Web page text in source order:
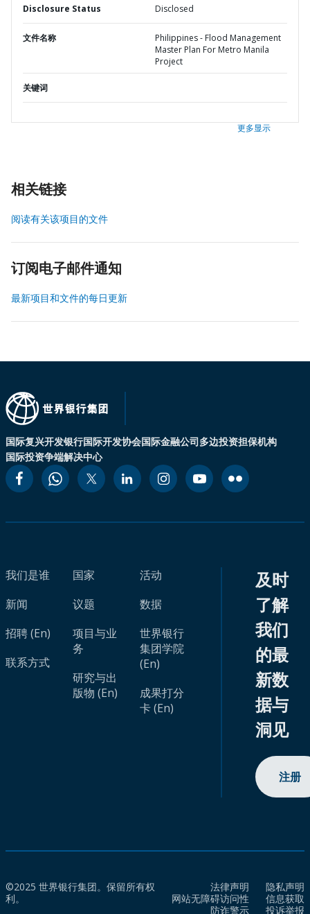
Disclosure Status Disclosed
文件名称
Philippines - Flood Management
Master Plan For Metro Manila
Project
关键词
更多显示
相关链接
阅读有关该项目的文件
订阅电子邮件通知
最新项目和文件的每日更新
国际复兴开发银行国际开发协会国际金融公司多边投资担保机构
国际投资争端解决中心
我们是谁
新闻
招聘 (En)
联系方式
国家
议题
项目与业
务
研究与出
版物 (En)
活动
数据
世界银行
集团学院
(En)
成果打分
卡 (En)
及时
了解
我们
的最
新数
据与
洞见
注册
©2025 世界银行集团。保留所有权
利。
法律声明
隐私声明
网站无障碍访问性
信息获取
防诈警示
投诉举报